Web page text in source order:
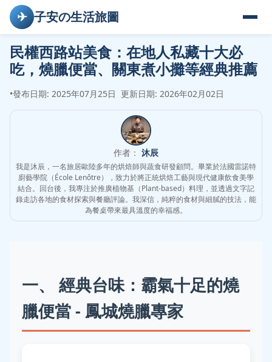
✈ 子安の生活旅圖
民權西路站美食：在地人私藏十大必
吃，燒臘便當、關東煮小攤等經典推薦
•發布日期: 2025年07月25日 更新日期: 2026年02月02日
作者： 沐辰
我是沐辰，一名旅居歐陸多年的烘焙師與蔬食研發顧問。畢業於法國雷諾特
廚藝學院（École Lenôtre），致力於將正統烘焙工藝與現代健康飲食美學
結合。回台後，我專注於推廣植物基（Plant-based）料理，並透過文字記
錄走訪各地的食材探索與餐廳評論。我深信，純粹的食材與細膩的技法，能
為餐桌帶來最具溫度的幸福感。
一、 經典台味：霸氣十足的燒
臘便當 - 鳳城燒臘專家